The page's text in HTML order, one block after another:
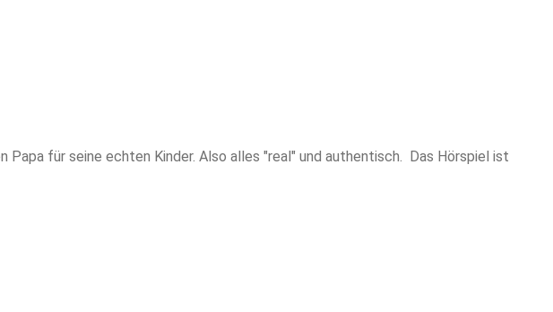
für seine echten Kinder. Also alles "real" und authentisch. Das Hörspiel ist